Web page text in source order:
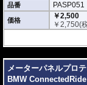
品番
PASP051
価格
￥2,500
￥2,750(
メーターパネルプロ
BMW